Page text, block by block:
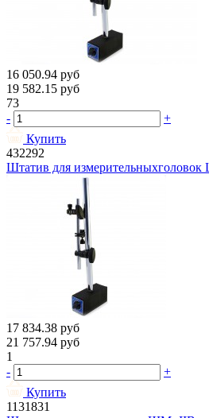
16 050.94 руб
19 582.15 руб
73
-
+
Купить
432292
Штатив для
17 834.38 руб
21 757.94 руб
1
-
+
Купить
1131831